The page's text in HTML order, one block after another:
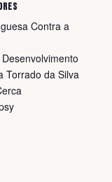
Contra a
Torrado da Silva